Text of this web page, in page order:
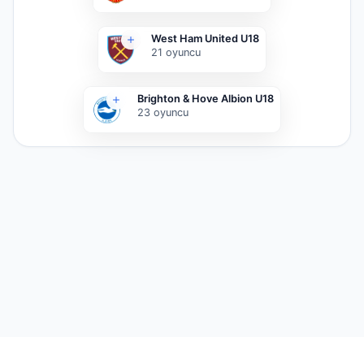
West Ham United U18
21 oyuncu
Brighton & Hove Albion U18
23oyuncu